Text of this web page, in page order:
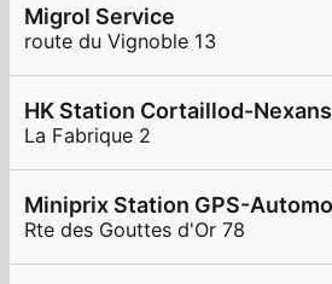
Migrol Service
route du Vignoble 13
HK Station Cortaillod-Nexans
La Fabrique 2
Rte des Gouttes d'Or 78